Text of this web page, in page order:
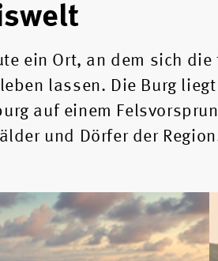
ein Ort, an dem sich
lassen. Die Burg
auf einem
und Dörfer der